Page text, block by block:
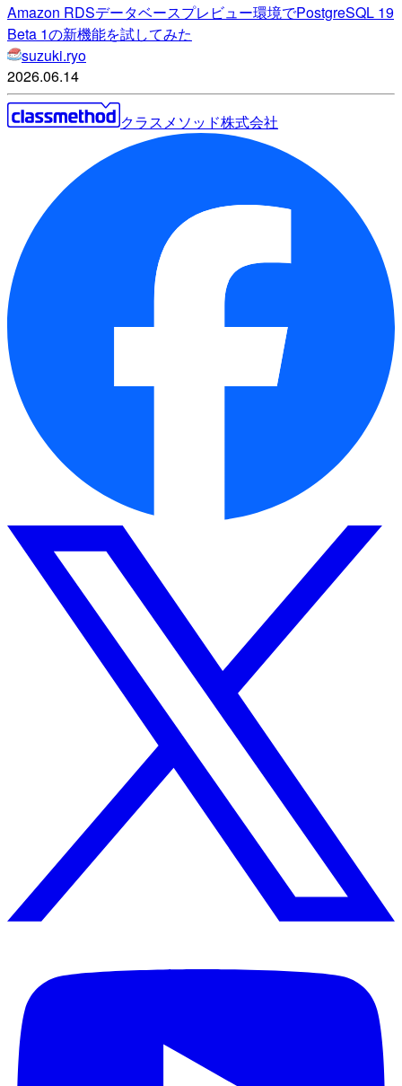
Amazon RDSデータベースプレビュー環境でPostgreSQL 19
Beta 1の新機能を試してみた
suzuki.ryo
2026.06.14
クラスメソッド株式会社